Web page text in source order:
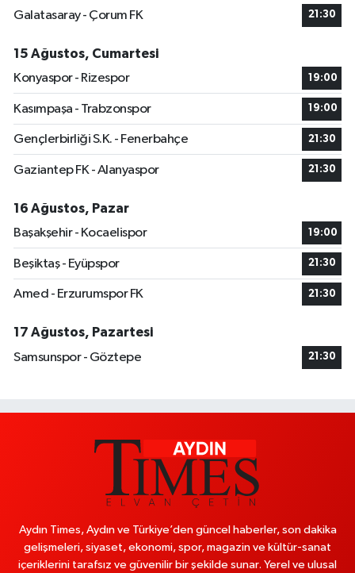
Galatasaray - Çorum FK
21:30
15 Ağustos, Cumartesi
Konyaspor - Rizespor
19:00
Kasımpaşa - Trabzonspor 19:00
Gençlerbirliği S.K. - Fenerbahçe 21:30
Gaziantep FK - Alanyaspor 21:30
16 Ağustos, Pazar
Başakşehir - Kocaelispor
19:00
Beşiktaş - Eyüpspor 21:30
Amed - Erzurumspor FK 21:30
17 Ağustos, Pazartesi
Samsunspor - Göztepe
21:30
Aydın Times, Aydın ve Türkiye’den güncel haberler, son dakika
gelişmeleri, siyaset, ekonomi, spor, magazin ve kültür-sanat
içeriklerini tarafsız ve güvenilir bir şekilde sunar. Yerel ve ulusal